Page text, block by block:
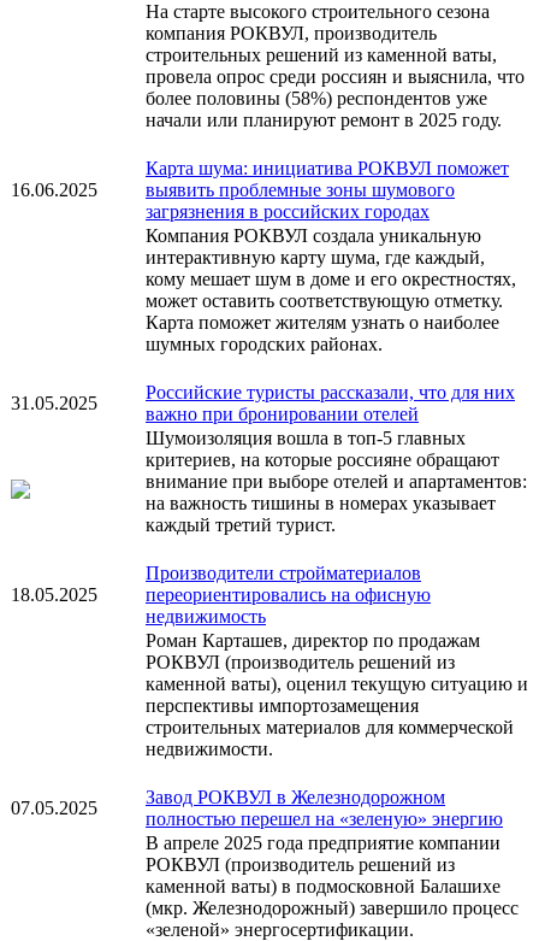
На старте высокого строительного сезона
компания РОКВУЛ, производитель
строительных решений из каменной ваты,
провела опрос среди россиян и выяснила, что
более половины (58%) респондентов уже
начали или планируют ремонт в 2025 году.
16.06.2025
Карта шума: инициатива РОКВУЛ поможет
выявить проблемные зоны шумового
загрязнения в российских городах
Компания РОКВУЛ создала уникальную
интерактивную карту шума, где каждый,
кому мешает шум в доме и его окрестностях,
может оставить соответствующую отметку.
Карта поможет жителям узнать о наиболее
шумных городских районах.
31.05.2025
Российские туристы рассказали, что для них
важно при бронировании отелей
Шумоизоляция вошла в топ-5 главных
критериев, на которые россияне обращают
внимание при выборе отелей и апартаментов:
на важность тишины в номерах указывает
каждый третий турист.
18.05.2025
Производители стройматериалов
переориентировались на офисную
недвижимость
Роман Карташев, директор по продажам
РОКВУЛ (производитель решений из
каменной ваты), оценил текущую ситуацию и
перспективы импортозамещения
строительных материалов для коммерческой
недвижимости.
07.05.2025
Завод РОКВУЛ в Железнодорожном
полностью перешел на «зеленую» энергию
В апреле 2025 года предприятие компании
РОКВУЛ (производитель решений из
каменной ваты) в подмосковной Балашихе
(мкр. Железнодорожный) завершило процесс
«зеленой» энергосертификации.